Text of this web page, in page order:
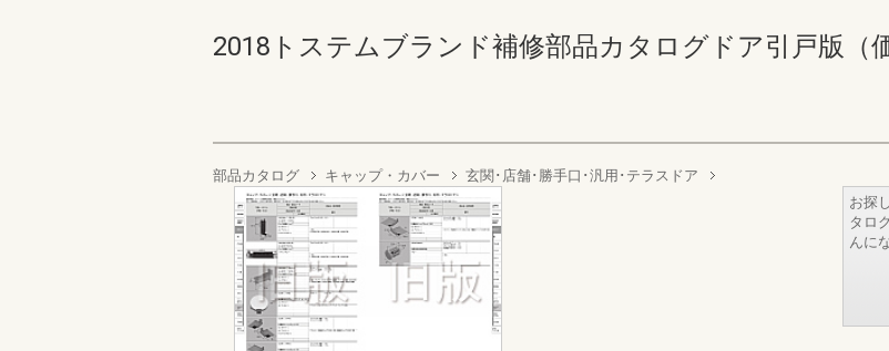
2018トステムブランド補修部品カタログドア引戸版（
部品カタログ キャップ・カバー 玄関･店舗･勝手口･汎用･テラスドア
お探
タロ
んに